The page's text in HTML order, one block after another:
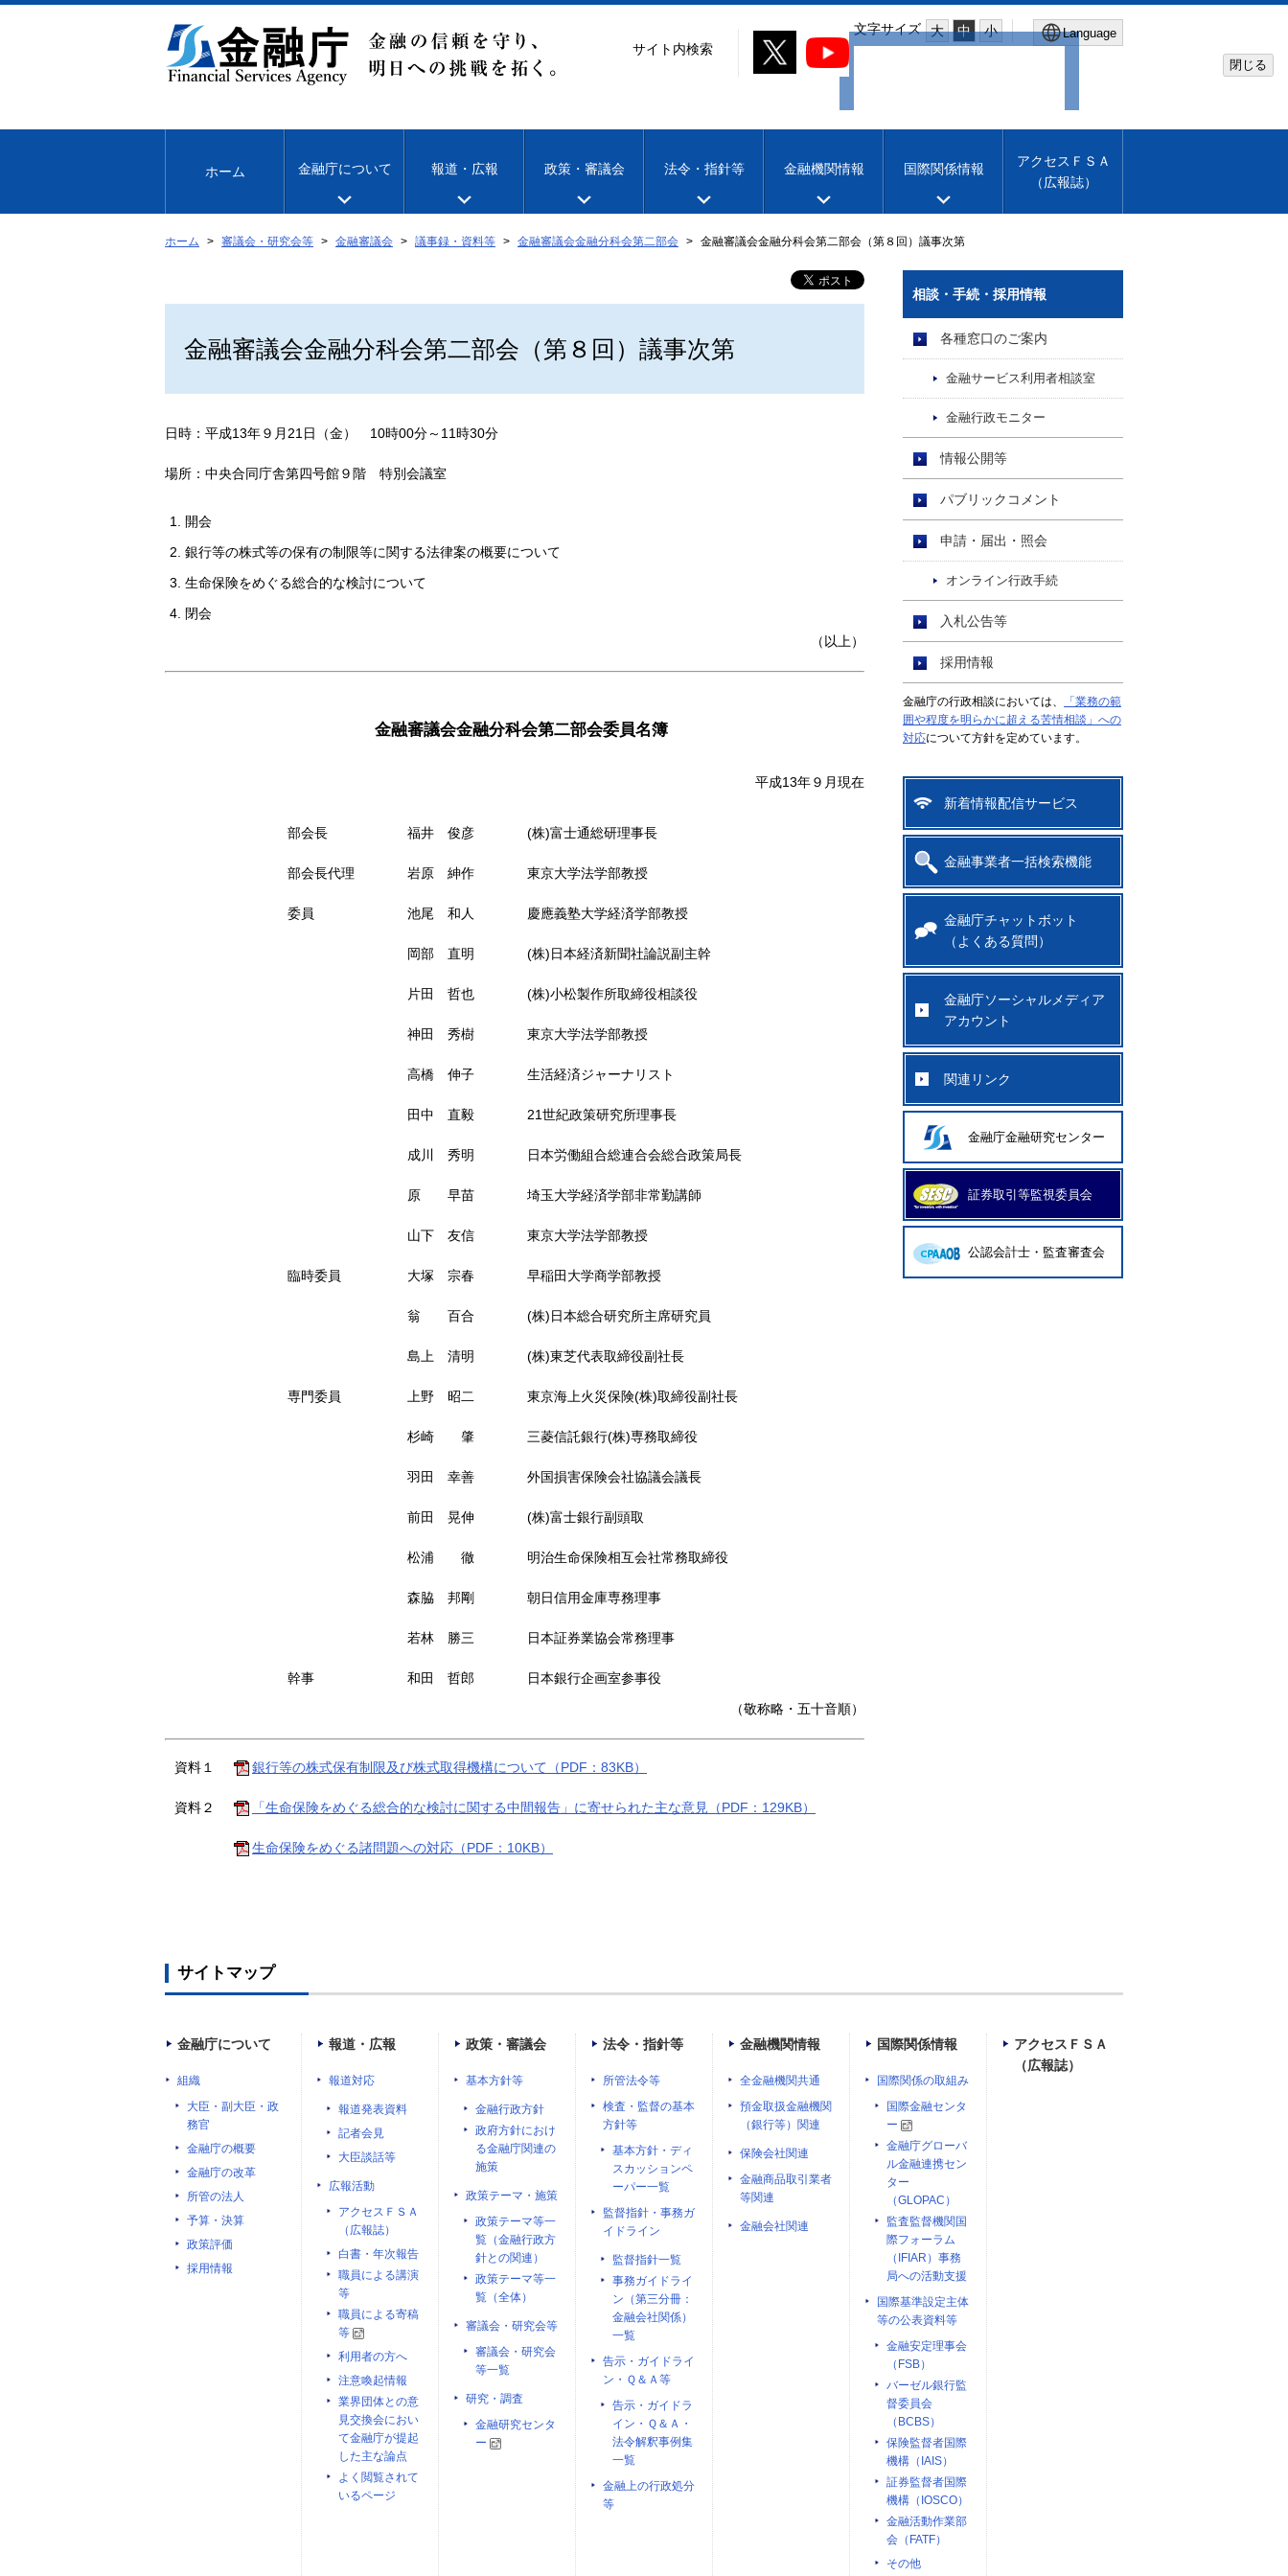
文
移
文字サイズ 大 中 小 Language
Machine translation
閉じる
サイト内検索
ホーム 金融庁について 報道・広報 政策・審議会 法令・指針等 金融機関情報 国際関係情報
アクセスＦＳＡ
（広報誌）
ホーム 審議会・研究会等 金融審議会 議事録・資料等 金融審議会金融分科会第二部会 金融審議会金融分科会第二部会（第８回）議事次第
金融審議会金融分科会第二部会（第８回）議事次第
日時：平成13年９月21日（金） 10時00分～11時30分
場所：中央合同庁舎第四号館９階 特別会議室
開会
銀行等の株式等の保有の制限等に関する法律案の概要について
生命保険をめぐる総合的な検討について
閉会
（以上）
金融審議会金融分科会第二部会委員名簿
平成13年９月現在
部会長 福井 俊彦 (株)富士通総研理事長
部会長代理 岩原 紳作 東京大学法学部教授
委員 池尾 和人 慶應義塾大学経済学部教授
岡部 直明 (株)日本経済新聞社論説副主幹
片田 哲也 (株)小松製作所取締役相談役
神田 秀樹 東京大学法学部教授
高橋 伸子 生活経済ジャーナリスト
田中 直毅 21世紀政策研究所理事長
成川 秀明 日本労働組合総連合会総合政策局長
原 早苗 埼玉大学経済学部非常勤講師
山下 友信 東京大学法学部教授
臨時委員 大塚 宗春 早稲田大学商学部教授
翁 百合 (株)日本総合研究所主席研究員
島上 清明 (株)東芝代表取締役副社長
専門委員 上野 昭二 東京海上火災保険(株)取締役副社長
杉崎 肇 三菱信託銀行(株)専務取締役
羽田 幸善 外国損害保険会社協議会議長
前田 晃伸 (株)富士銀行副頭取
松浦 徹 明治生命保険相互会社常務取締役
森脇 邦剛 朝日信用金庫専務理事
若林 勝三 日本証券業協会常務理事
幹事 和田 哲郎
日本銀行企画室参事役
（敬称略・五十音順）
資料１ 銀行等の株式保有制限及び株式取得機構について（PDF：83KB）
資料２ 「生命保険をめぐる総合的な検討に関する中間報告」に寄せられた主な意見（PDF：129KB）
生命保険をめぐる諸問題への対応（PDF：10KB）
相談・手続・採用情報
各種窓口のご案内
金融サービス利用者相談室
金融行政モニター
情報公開等
パブリックコメント
申請・届出・照会
オンライン行政手続
入札公告等
採用情報
金融庁の行政相談においては、
「業務の範
囲や程度を明らかに超える苦情相談」への
対応について方針を定めています。
新着情報配信サービス
金融事業者一括検索機能
金融庁チャットボット
（よくある質問）
金融庁ソーシャルメディア
アカウント
関連リンク
金融庁金融研究センター
証券取引等監視委員会
公認会計士・監査審査会
サイトマップ
金融庁について
組織
大臣・副大臣・政
務官
金融庁の概要
金融庁の改革
所管の法人
予算・決算
政策評価
採用情報
報道・広報
報道対応
報道発表資料
記者会見
大臣談話等
広報活動
アクセスＦＳＡ
（広報誌）
白書・年次報告
職員による講演
等
職員による寄稿
等
利用者の方へ
注意喚起情報
業界団体との意
見交換会におい
て金融庁が提起
した主な論点
よく閲覧されて
いるページ
政策・審議会
基本方針等
金融行政方針
政府方針におけ
る金融庁関連の
施策
政策テーマ・施策
政策テーマ等一
覧（金融行政方
針との関連）
政策テーマ等一
覧（全体）
審議会・研究会等
審議会・研究会
等一覧
研究・調査
金融研究センタ
ー
法令・指針等
所管法令等
検査・監督の基本
方針等
基本方針・ディ
スカッションペ
ーパー一覧
監督指針・事務ガ
イドライン
監督指針一覧
事務ガイドライ
ン（第三分冊：
金融会社関係）
一覧
告示・ガイドライ
ン・Ｑ＆Ａ等
告示・ガイドラ
イン・Ｑ＆Ａ・
法令解釈事例集
一覧
金融上の行政処分
等
金融機関情報
全金融機関共通
預金取扱金融機関
（銀行等）関連
保険会社関連
金融商品取引業者
等関連
金融会社関連
国際関係情報
国際関係の取組み
国際金融センタ
ー
金融庁グローバ
ル金融連携セン
ター
（GLOPAC）
監査監督機関国
際フォーラム
（IFIAR）事務
局への活動支援
国際基準設定主体
等の公表資料等
金融安定理事会
（FSB）
バーゼル銀行監
督委員会
（BCBS）
保険監督者国際
機構（IAIS）
証券監督者国際
機構（IOSCO）
金融活動作業部
会（FATF）
その他
アクセスＦＳＡ
（広報誌）